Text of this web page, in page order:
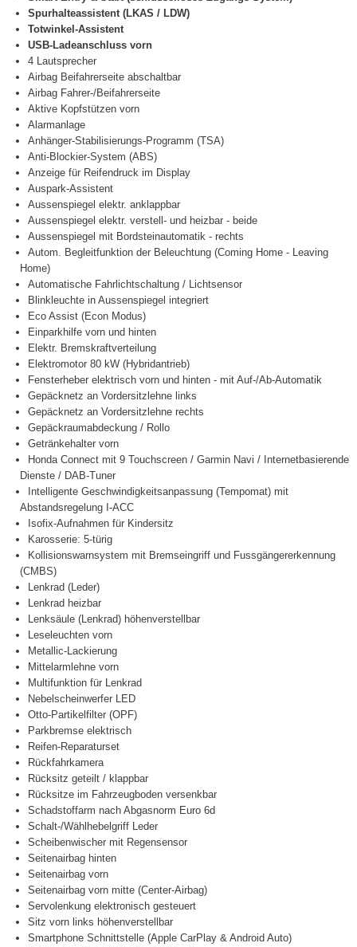
Spurhalteassistent (LKAS / LDW)
Totwinkel-Assistent
USB-Ladeanschluss vorn
4 Lautsprecher
Airbag Beifahrerseite abschaltbar
Airbag Fahrer-/Beifahrerseite
Aktive Kopfstützen vorn
Alarmanlage
Anhänger-Stabilisierungs-Programm (TSA)
Anti-Blockier-System (ABS)
Anzeige für Reifendruck im Display
Auspark-Assistent
Aussenspiegel elektr. anklappbar
Aussenspiegel elektr. verstell- und heizbar - beide
Aussenspiegel mit Bordsteinautomatik - rechts
Autom. Begleitfunktion der Beleuchtung (Coming Home - Leaving
Home)
Automatische Fahrlichtschaltung / Lichtsensor
Blinkleuchte in Aussenspiegel integriert
Eco Assist (Econ Modus)
Einparkhilfe vorn und hinten
Elektr. Bremskraftverteilung
Elektromotor 80 kW (Hybridantrieb)
Fensterheber elektrisch vorn und hinten - mit Auf-/Ab-Automatik
Gepäcknetz an Vordersitzlehne links
Gepäcknetz an Vordersitzlehne rechts
Gepäckraumabdeckung / Rollo
Getränkehalter vorn
Honda Connect mit 9 Touchscreen / Garmin Navi / Internetbasierende
Dienste / DAB-Tuner
Intelligente Geschwindigkeitsanpassung (Tempomat) mit
Abstandsregelung I-ACC
Isofix-Aufnahmen für Kindersitz
Karosserie: 5-türig
Kollisionswarnsystem mit Bremseingriff und Fussgängererkennung
(CMBS)
Lenkrad (Leder)
Lenkrad heizbar
Lenksäule (Lenkrad) höhenverstellbar
Leseleuchten vorn
Metallic-Lackierung
Mittelarmlehne vorn
Multifunktion für Lenkrad
Nebelscheinwerfer LED
Otto-Partikelfilter (OPF)
Parkbremse elektrisch
Reifen-Reparaturset
Rückfahrkamera
Rücksitz geteilt / klappbar
Rücksitze im Fahrzeugboden versenkbar
Schadstoffarm nach Abgasnorm Euro 6d
Schalt-/Wählhebelgriff Leder
Scheibenwischer mit Regensensor
Seitenairbag hinten
Seitenairbag vorn
Seitenairbag vorn mitte (Center-Airbag)
Servolenkung elektronisch gesteuert
Sitz vorn links höhenverstellbar
Smartphone Schnittstelle (Apple CarPlay & Android Auto)